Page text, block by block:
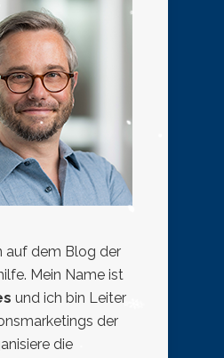
auf dem Blog der
Mein Name ist
und ich bin Leiter
der
die